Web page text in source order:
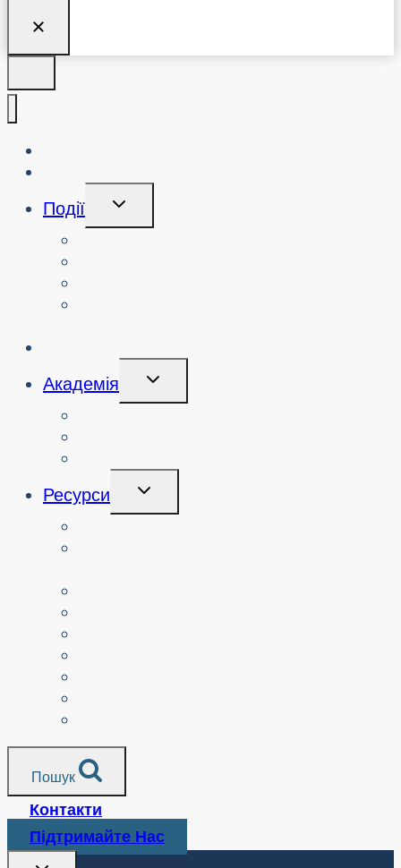
Події
Перемикання
Меню
Академія
Перемикання
Меню
Ресурси
Перемикання
Меню
Пошук
Контакти
Підтримайте Нас